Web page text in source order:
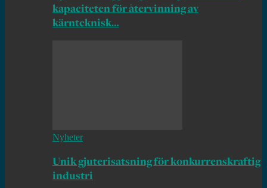
kapaciteten för återvinning av
kärnteknisk…
Nyheter
Unik gjuterisatsning för konkurrenskraftig
industri